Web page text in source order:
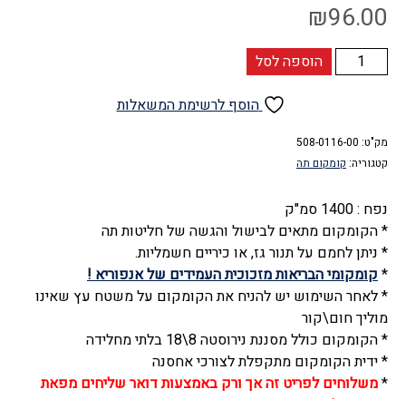
₪96.00
כמות
של
(עם
מסנן
1.4
ליטר,
לשימוש
על
הגז,
לחליטה
הוספה לסל
הוסף לרשימת המשאלות
מק"ט: 508-0116-00
קטגוריה: קומקום תה
נפח : 1400 סמ"ק
* הקומקום מתאים לבישול והגשה של חליטות תה
* ניתן לחמם על תנור גז, או כיריים חשמליות.
*קומקומי הבריאות מזכוכית העמידים של אנפוריא !
* לאחר השימוש יש להניח את הקומקום על משטח עץ שאינו
מוליך חום\קור
* הקומקום כולל מסננת נירוסטה 8\18 בלתי מחלידה
* ידית הקומקום מתקפלת לצורכי אחסנה
*משלוחים לפריט זה אך ורק באמצעות דואר שליחים מפאת